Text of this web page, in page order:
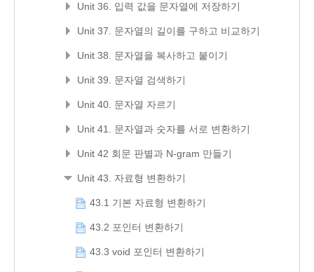
Unit 36. 입력 값을 문자열에 저장하기
Unit 37. 문자열의 길이를 구하고 비교하기
Unit 38. 문자열을 복사하고 붙이기
Unit 39. 문자열 검색하기
Unit 40. 문자열 자르기
Unit 41. 문자열과 숫자를 서로 변환하기
Unit 42 회문 판별과 N-gram 만들기
Unit 43. 자료형 변환하기
43.1 기본 자료형 변환하기
43.2 포인터 변환하기
43.3 void 포인터 변환하기